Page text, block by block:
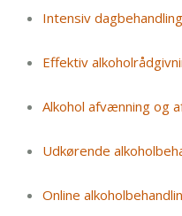
Intensiv dagbehandling
Effektiv
Alkohol afvænning og
Udkørende
Online